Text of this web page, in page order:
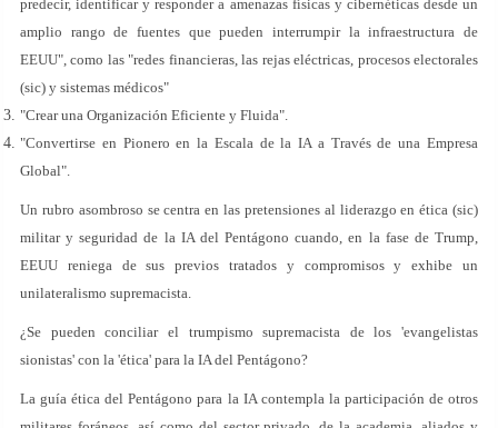
predecir, identificar y responder a amenazas físicas y cibernéticas desde un
amplio rango de fuentes que pueden interrumpir la infraestructura de
EEUU", como las "redes financieras, las rejas eléctricas, procesos electorales
(sic) y sistemas médicos"
"Crear una Organización Eficiente y Fluida".
"Convertirse en Pionero en la Escala de la IA a Través de una Empresa
Global".
Un rubro asombroso se centra en las pretensiones al liderazgo en ética (sic)
militar y seguridad de la IA del Pentágono cuando, en la fase de Trump,
EEUU reniega de sus previos tratados y compromisos y exhibe un
unilateralismo supremacista.
¿Se pueden conciliar el trumpismo
supremacista de los 'evangelistas
sionistas' con la 'ética' para la IA del Pentágono?
La guía ética del Pentágono para la IA contempla la participación de otros